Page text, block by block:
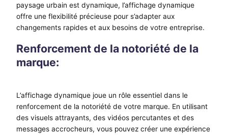
paysage urbain est dynamique, l’affichage dynamique
offre une flexibilité précieuse pour s’adapter aux
changements rapides et aux besoins de votre entreprise.
Renforcement de la notoriété de la
marque:
L’affichage dynamique joue un rôle essentiel dans le
renforcement de la notoriété de votre marque. En utilisant
des visuels attrayants, des vidéos percutantes et des
messages accrocheurs, vous pouvez créer une expérience